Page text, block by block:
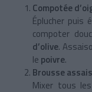
Compotée
Éplucher puis
compoter
d’olive.
le poivre.
Brousse
Mixer tous